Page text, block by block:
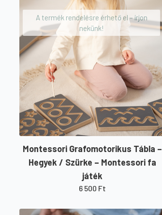
to
low
A termék rendelésre érhető el – írjon
nekünk!
Montessori Grafomotorikus Tábla –
Hegyek / Szürke – Montessori fa
játék
6 500 Ft